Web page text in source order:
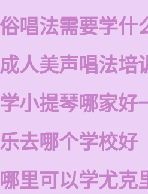
唱法需要学什
人美声唱法培
小提琴哪家好
去哪个学校好
里可以学尤克